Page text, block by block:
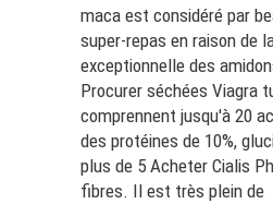
maca est considéré par
super-repas en raison de
exceptionnelle des
Procurer séchées Viagra
comprennent jusqu'à 20
des protéines de 10%,
plus de 5 Acheter Cialis
fibres. Il est très plein de